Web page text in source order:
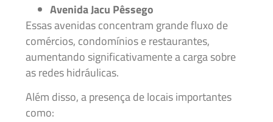
Avenida Jacu Pêssego
Essas avenidas concentram grande fluxo de
comércios, condomínios e restaurantes,
aumentando significativamente a carga sobre
as redes hidráulicas.
Além disso, a presença de locais importantes
como: